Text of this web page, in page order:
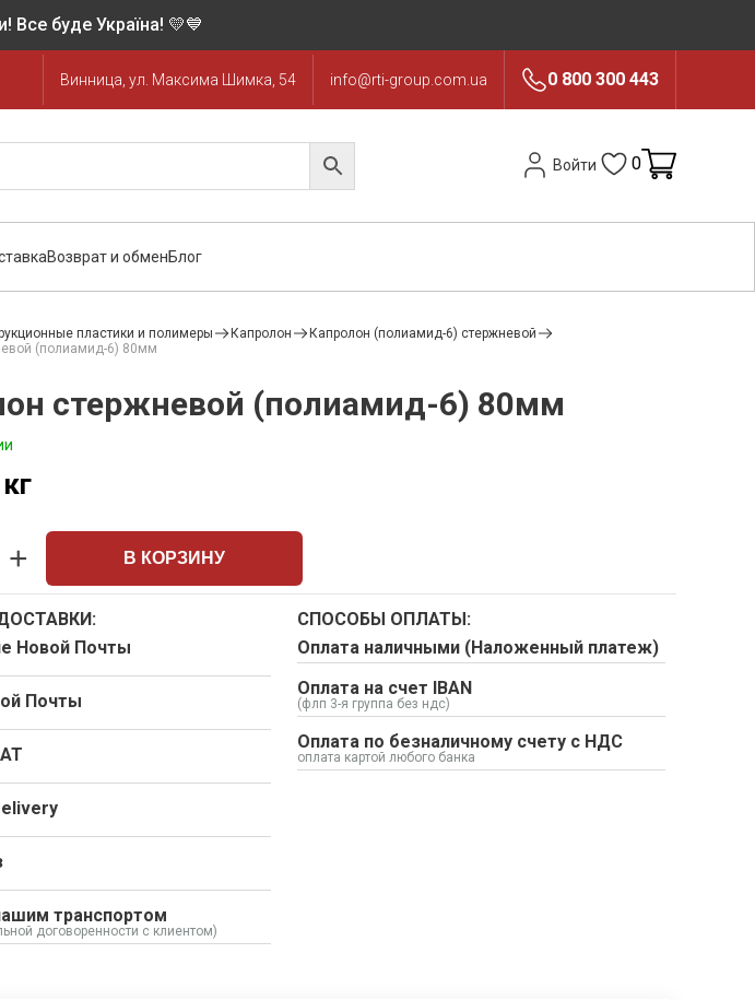
Все буде Україна! 💛💙
Винница, ул. Максима Шимка, 54 info@rti-group.com.ua 0 800 300 443
Войти 0
Возврат и обменБлог
пластики и полимеры Капролон
Капролон (полиамид-6) стержневой
(полиамид-6) 80мм
стержневой (полиамид-6) 80мм
кг
+ В КОРЗИНУ
Новой Почты
Почты
транспортом
договоренности с клиентом)
СПОСОБЫ ОПЛАТЫ:
Оплата наличными (Наложенный платеж)
Оплата на счет IBAN
(флп 3-я группа без ндс)
Оплата по безналичному счету с НДС
оплата картой любого банка